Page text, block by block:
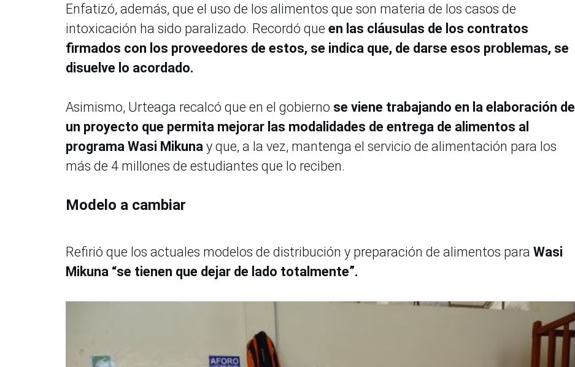
Enfatizó, además, que el uso de los alimentos que son materia de los casos de
intoxicación ha sido paralizado. Recordó que en las cláusulas de los contratos
firmados con los proveedores de estos, se indica que, de darse esos problemas, se
disuelve lo acordado.
Asimismo, Urteaga recalcó que en el gobierno se viene trabajando en la elaboración de
un proyecto que permita mejorar las modalidades de entrega de alimentos al
programa Wasi Mikuna y que, a la vez, mantenga el servicio de alimentación para los
más de 4 millones de estudiantes que lo reciben.
Modelo a cambiar
Refirió que los actuales modelos de distribución y preparación de alimentos para Wasi
Mikuna “se tienen que dejar de lado totalmente”.